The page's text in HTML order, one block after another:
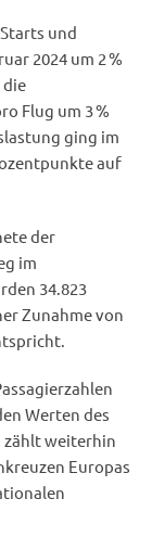
und
2024 um 2 %
die
Flug um 3 %
ging im
auf
der
im
34.823
Zunahme von
Werten des
zählt weiterhin
Europas